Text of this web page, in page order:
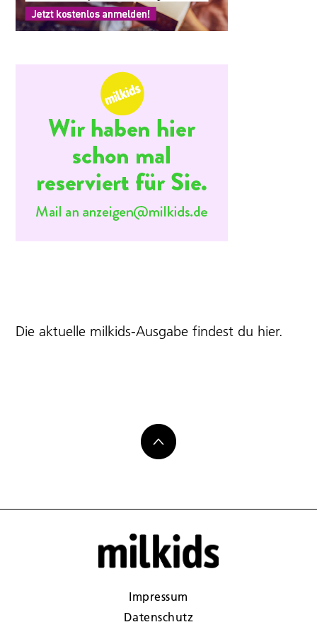
Die aktuelle milkids-Ausgabe findest du hier.
Impressum
Datenschutz